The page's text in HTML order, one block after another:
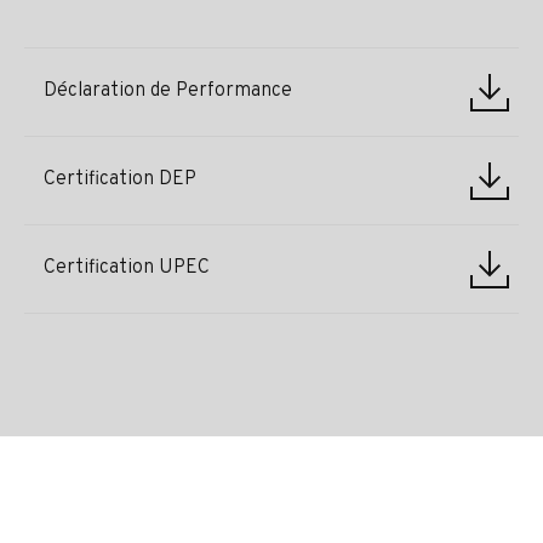
Déclaration de Performance
Certification DEP
Certification UPEC